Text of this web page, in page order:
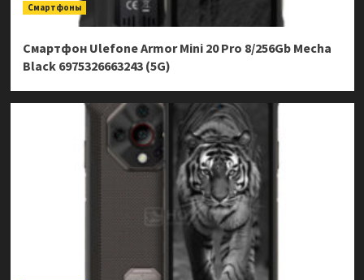
Смартфоны
Смартфон Ulefone Armor Mini 20 Pro 8/256Gb Mecha
Black 6975326663243 (5G)